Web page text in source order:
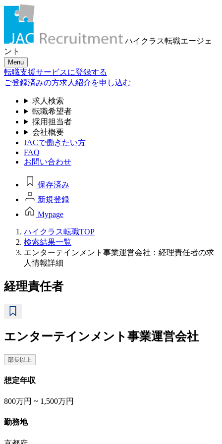
ハイクラス転職エージェ
ント
Menu
転職支援サービスに登録する
ご登録済みの方求人紹介を申し込む
求人検索
転職希望者
採用担当者
会社概要
JACで働きたい方
FAQ
お問い合わせ
保存済み
新規登録
Mypage
ハイクラス転職TOP
検索結果一覧
エンターテインメント事業運営会社：経理責任者の求
人情報詳細
経理責任者
エンターテインメント事業運営会社
部長以上
想定年収
800万円 ~ 1,500万円
勤務地